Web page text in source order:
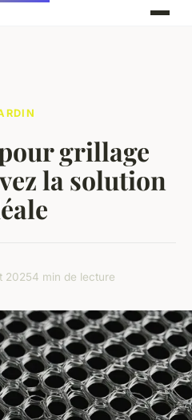
grillage
la solution
20254 min de lecture